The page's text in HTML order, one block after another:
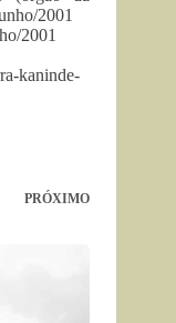
2001
2001
kaninde-
PRÓXIMO